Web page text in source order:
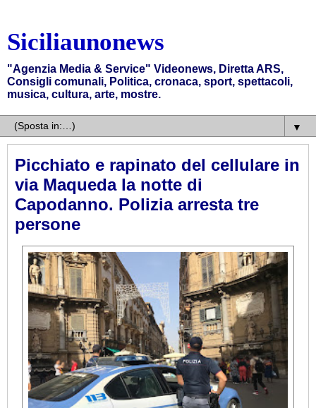
Siciliaunonews
"Agenzia Media & Service" Videonews, Diretta ARS,
Consigli comunali, Politica, cronaca, sport, spettacoli,
musica, cultura, arte, mostre.
▼
Picchiato e rapinato del cellulare in
via Maqueda la notte di
Capodanno. Polizia arresta tre
persone